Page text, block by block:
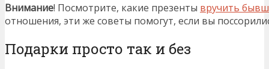
Внимание! Посмотрите, какие презенты вручить
отношения, эти же советы помогут, если вы
Подарки просто так и без